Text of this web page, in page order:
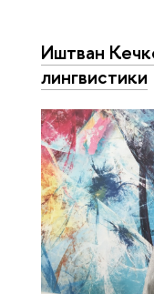
Иштван
лингвистики